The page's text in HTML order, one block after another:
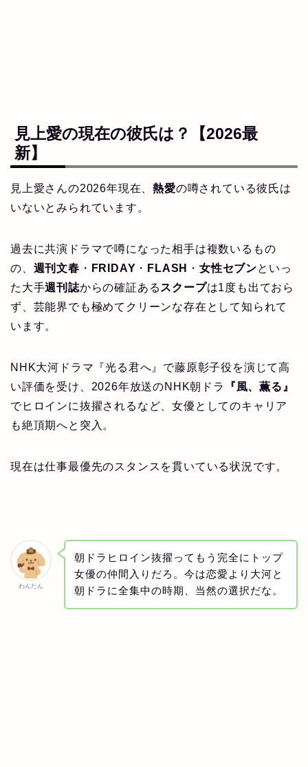
見上愛の現在の彼氏は？【2026最
新】
見上愛さんの2026年現在、熱愛の噂されている彼氏は
いないとみられています。
過去に共演ドラマで噂になった相手は複数いるもの
の、 週刊文春 ・ FRIDAY ・ FLASH ・女性セブンといっ
た大手週刊誌からの確証ある スクープは1度も出ておら
ず、芸能界でも極めてクリーンな存在として知られて
います。
NHK大河ドラマ『光る君へ』で藤原彰子役を演じて高
い評価を受け、2026年放送のNHK朝ドラ
『風、薫る』
でヒロインに抜擢されるなど、女優としてのキャリア
も絶頂期へと突入。
現在は仕事最優先のスタンスを貫いている状況です。
わんたん
朝ドラヒロイン抜擢ってもう完全にトップ
女優の仲間入りだろ。今は恋愛より大河と
朝ドラに全集中の時期、当然の選択だな。